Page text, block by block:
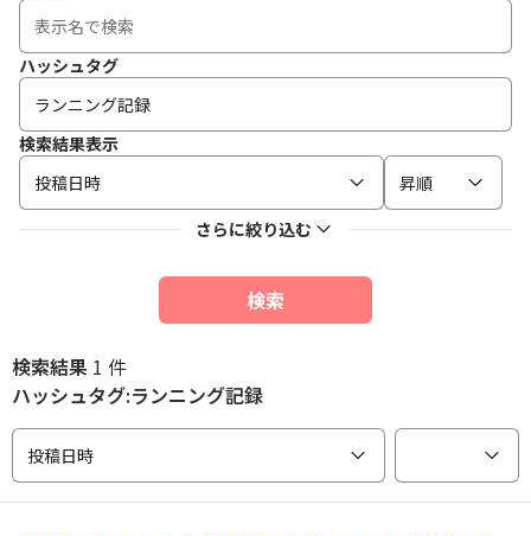
ハッシュタグ
検索結果表示
投稿日時
昇順
さらに絞り込む
検索
検索結果 1 件
ハッシュタグ:ランニング記録
投稿日時